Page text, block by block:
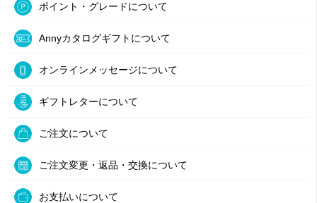
ポイント・グレードについて
Annyカタログギフトについて
オンラインメッセージについて
ギフトレターについて
ご注文について
ご注文変更・返品・交換について
お支払いについて